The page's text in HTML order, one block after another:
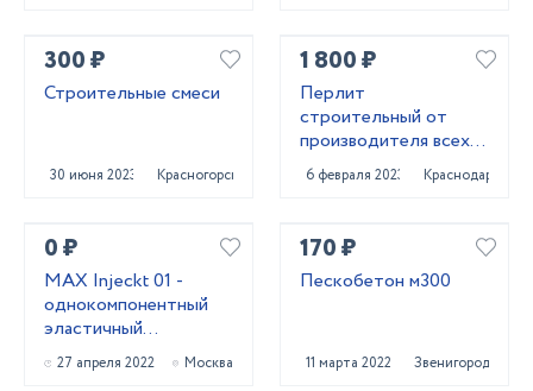
300 ₽
Строительные смеси
30 июня 2023 Красногорск
1 800 ₽
Перлит
строительный от
производителя всех
марок
6 февраля 2023 Краснодар
0 ₽
MAX Injeckt 01 -
однокомпонентный
эластичный
гидроизоляционный
состав
27 апреля 2022 Москва
170 ₽
Пескобетон м300
11 марта 2022 Звенигород